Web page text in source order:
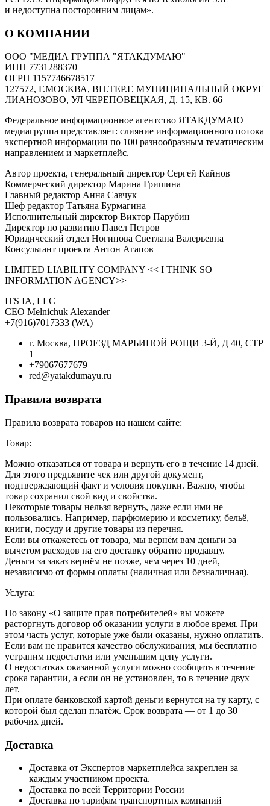
и недоступна посторонним лицам».
О КОМПАНИИ
ООО "МЕДИА ГРУППА "ЯТАКДУМАЮ"
ИНН 7731288370
ОГРН 1157746678517
127572, Г.МОСКВА, ВН.ТЕР.Г. МУНИЦИПАЛЬНЫЙ ОКРУГ
ЛИАНОЗОВО, УЛ ЧЕРЕПОВЕЦКАЯ, Д. 15, КВ. 66
Федеральное информационное агентство ЯТАКДУМАЮ
медиагруппа представляет: слияние информационного потока
экспертной информации по 100 разнообразным тематическим
направлением и маркетплейс.
Автор проекта, генеральный директор Сергей Кайнов
Коммерческий директор Марина Гришина
Главный редактор Анна Савчук
Шеф редактор Татьяна Бурмагина
Исполнительный директор Виктор Парубин
Директор по развитию Павел Петров
Юридический отдел Ногинова Светлана Валерьевна
Консультант проекта Антон Агапов
LIMITED LIABILITY COMPANY << I THINK SO
INFORMATION AGENCY>>
ITS IA, LLC
CEO Melnichuk Alexander
+7(916)7017333 (WA)
г. Москва, ПРОЕЗД МАРЬИНОЙ РОЩИ 3-Й, Д 40, СТР
1
+79067677679
red@yatakdumayu.ru
Правила возврата
Правила возврата товаров на нашем сайте:
Товар:
Можно отказаться от товара и вернуть его в течение 14 дней.
Для этого предъявите чек или другой документ,
подтверждающий факт и условия покупки. Важно, чтобы
товар сохранил свой вид и свойства.
Некоторые товары нельзя вернуть, даже если ими не
пользовались. Например, парфюмерию и косметику, бельё,
книги, посуду и другие товары из перечня.
Если вы откажетесь от товара, мы вернём вам деньги за
вычетом расходов на его доставку обратно продавцу.
Деньги за заказ вернём не позже, чем через 10 дней,
независимо от формы оплаты (наличная или безналичная).
Услуга:
По закону «О защите прав потребителей» вы можете
расторгнуть договор об оказании услуги в любое время. При
этом часть услуг, которые уже были оказаны, нужно оплатить.
Если вам не нравится качество обслуживания, мы бесплатно
устраним недостатки или уменьшим цену услуги.
О недостатках оказанной услуги можно сообщить в течение
срока гарантии, а если он не установлен, то в течение двух
лет.
При оплате банковской картой деньги вернутся на ту карту, с
которой был сделан платёж. Срок возврата — от 1 до 30
рабочих дней.
Доставка
Доставка от Экспертов маркетплейса закреплен за
каждым участником проекта.
Доставка по всей Территории России
Доставка по тарифам транспортных компаний